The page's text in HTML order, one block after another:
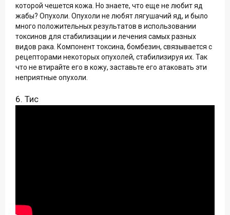
которой чешется кожа. Но знаете, что еще не любит яд
жабы? Опухоли. Опухоли не любят лягушачий яд, и было
много положительных результатов в использовании
токсинов для стабилизации и лечения самых разных
видов рака. Компонент токсина, бомбезин, связывается с
рецепторами некоторых опухолей, стабилизируя их. Так
что не втирайте его в кожу, заставьте его атаковать эти
неприятные опухоли.
6. Тис